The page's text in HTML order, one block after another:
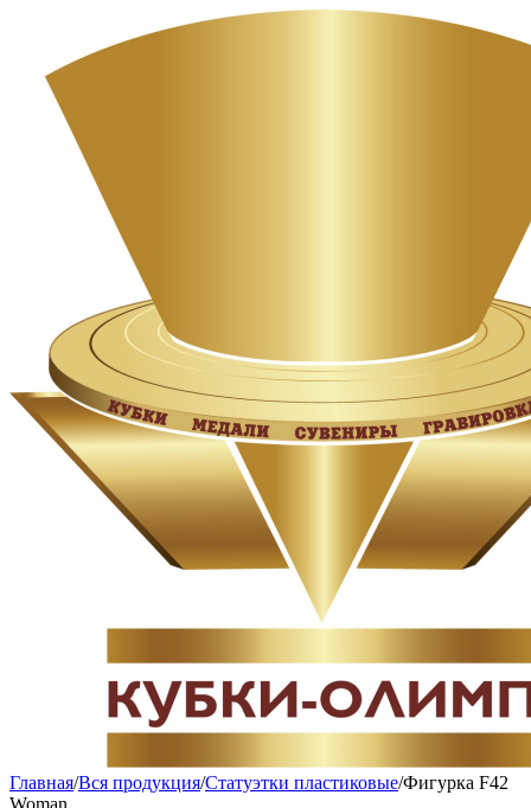
Главная/Вся продукция/Статуэтки пластиковые/Фигурка F42
Woman